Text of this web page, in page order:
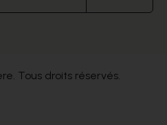
Tous droits réservés.